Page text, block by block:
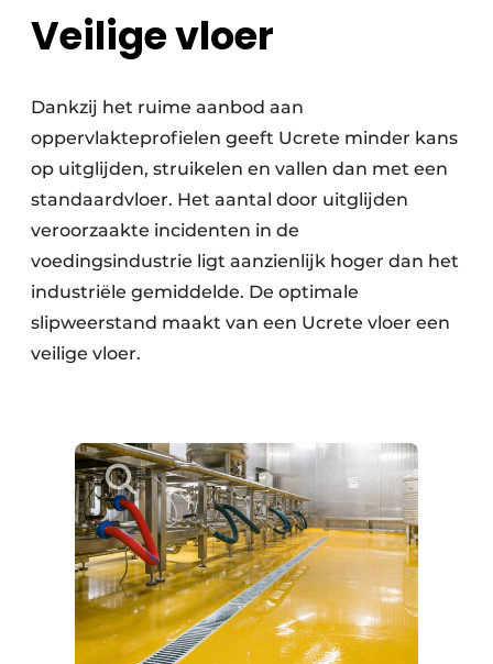
Veilige vloer
Dankzij het ruime aanbod aan
oppervlakteprofielen geeft Ucrete minder kans
op uitglijden, struikelen en vallen dan met een
standaardvloer. Het aantal door uitglijden
veroorzaakte incidenten in de
voedingsindustrie ligt aanzienlijk hoger dan het
industriële gemiddelde. De optimale
slipweerstand maakt van een Ucrete vloer een
veilige vloer.